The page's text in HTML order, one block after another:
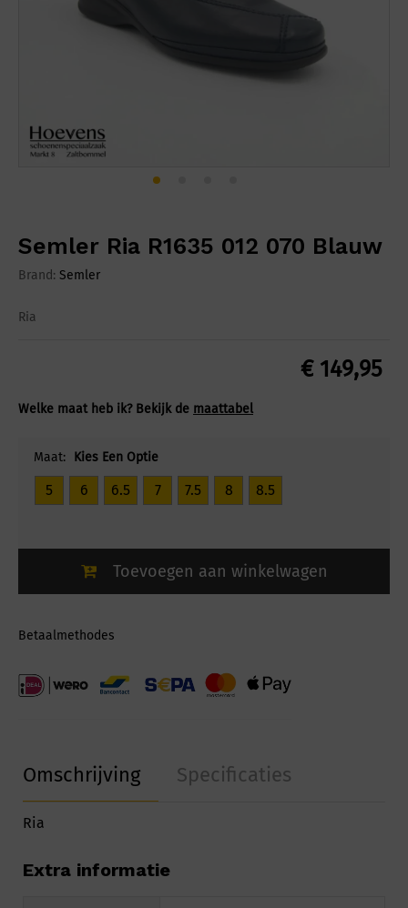
Semler Ria R1635 012 070 Blauw
Brand: Semler
Ria
€149,95
Welke maat heb ik? Bekijk de maattabel
Maat: Kies Een Optie
5 6 6.5 7 7.5 8 8.5
Toevoegen aan winkelwagen
Betaalmethodes
Omschrijving Specificaties
Ria
Extra informatie